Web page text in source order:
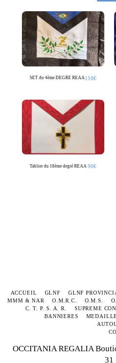
SET du 4ème DEGRE REAA110€
Tablier du 18ème degré REAA 90€
OCCITANIA REGALIA
31
ACCUEIL GLNF GLNF
MMM & NAR
O.M.R.C. O.M.S.
C. T. P. S. A. R.
SUPREME
BANNIERES